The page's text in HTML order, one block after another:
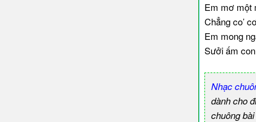
Em mơ một
Chẳng co’
Em mong
Sưởi ấm
Nhạc
dành cho
chuông